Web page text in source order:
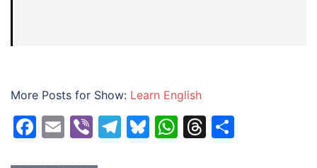
More Posts for Show: Learn English
Facebook
EmailViberTelegram
Bluesky
WhatsApp
Threads